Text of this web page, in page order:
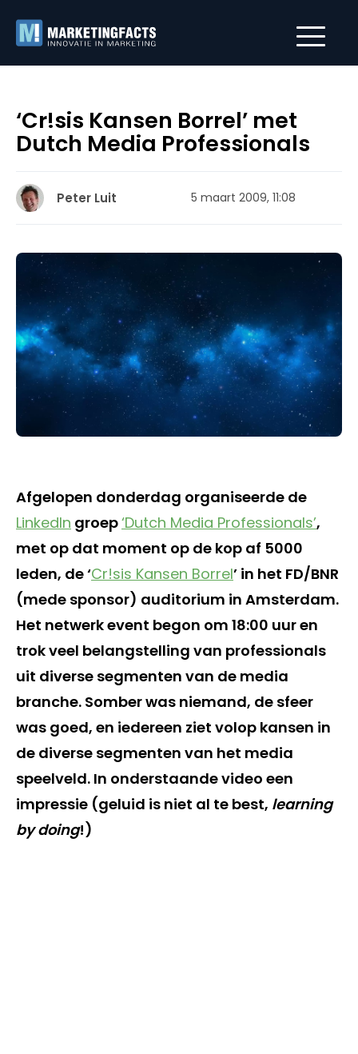
‘Cr!sis Kansen Borrel’ met
Dutch Media Professionals
Peter Luit 5 maart 2009, 11:08
Afgelopen donderdag organiseerde de
LinkedIn groep‘Dutch Media Professionals’,
met op dat moment op de kop af 5000
leden, de ‘Cr!sis Kansen Borrel’ in het FD/BNR
(mede sponsor) auditorium in Amsterdam.
Het netwerk event begon om 18:00 uur en
trok veel belangstelling van professionals
uit diverse segmenten van de media
branche. Somber was niemand, de sfeer
was goed, en iedereen ziet volop kansen in
de diverse segmenten van het media
speelveld. In onderstaande video een
impressie (geluid is niet al te best, learning
by doing!)